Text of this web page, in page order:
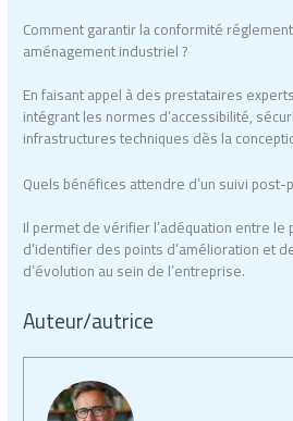
Comment garantir la conformité
aménagement industriel ?
En faisant appel à des prestataires
intégrant les normes d’accessibilité,
infrastructures techniques dès la
Quels bénéfices attendre d’un suivi post-
Il permet de vérifier l’adéquation entre le
d’identifier des points d’amélioration et
d’évolution au sein de l’entreprise.
Auteur/autrice